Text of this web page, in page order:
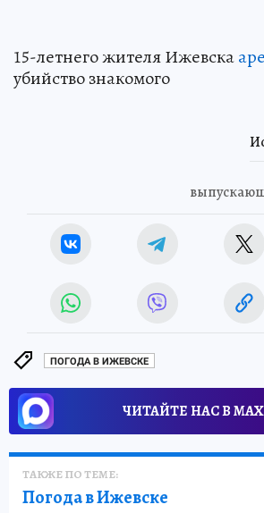
15-летнего жителя Ижевска
убийство знакомого
ПОГОДА В ИЖЕВСКЕ
ЧИТАЙТЕ НАС В
ТАКЖЕ ПО ТЕМЕ:
Погода в Ижевске